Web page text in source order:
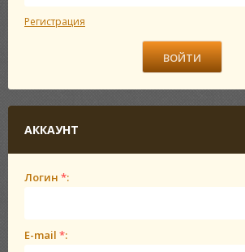
Регистрация
АККАУНТ
Логин *:
E-mail *: